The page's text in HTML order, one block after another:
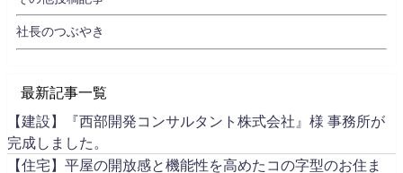
社長のつぶやき
最新記事一覧
【建設】『西部開発コンサルタント株式会社』様 事務所が
完成しました。
【住宅】平屋の開放感と機能性を高めたコの字型のお住ま